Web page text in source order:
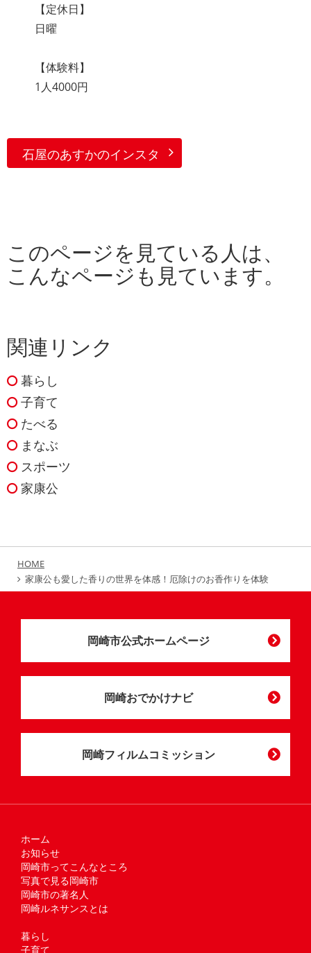
【定休日】
日曜
【体験料】
1人4000円
石屋のあすかのインスタ
このページを見ている人は、
こんなページも見ています。
関連リンク
暮らし
子育て
たべる
まなぶ
スポーツ
家康公
HOME
家康公も愛した香りの世界を体感！厄除けのお香作りを体験
岡崎市公式ホームページ
岡崎おでかけナビ
岡崎フィルムコミッション
ホーム
お知らせ
岡崎市ってこんなところ
写真で見る岡崎市
岡崎市の著名人
岡崎ルネサンスとは
暮らし
子育て